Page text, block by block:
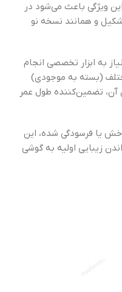
ویژگی باعث می‌شود در
و همانند نسخه نو
به ابزار تخصصی انجام
(بسته به موجودی)
تضمین‌کننده طول عمر
یا فرسودگی شده، این
زیبایی اولیه به گوشی